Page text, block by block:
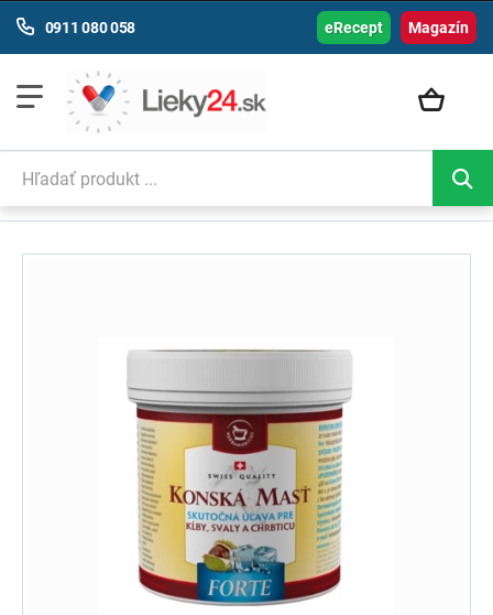
Magazín
0911 080 058 eRecept